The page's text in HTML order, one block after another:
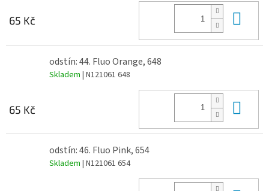
65 Kč
odstín: 44. Fluo Orange, 648
Skladem | N121061 648
65 Kč
odstín: 46. Fluo Pink, 654
Skladem | N121061 654